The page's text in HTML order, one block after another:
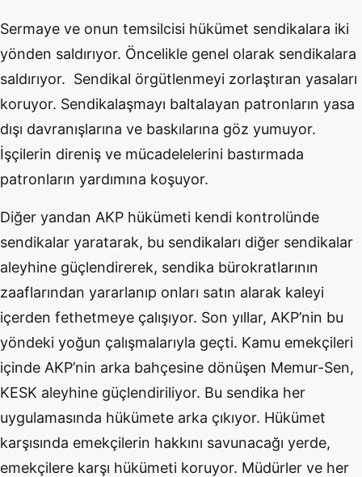
Sermaye ve onun temsilcisi hükümet sendikalara iki
yönden saldırıyor. Öncelikle genel olarak sendikalara
saldırıyor. Sendikal örgütlenmeyi zorlaştıran yasaları
koruyor. Sendikalaşmayı baltalayan patronların yasa
dışı davranışlarına ve baskılarına göz yumuyor.
İşçilerin direniş ve mücadelelerini bastırmada
patronların yardımına koşuyor.
Diğer yandan AKP hükümeti kendi kontrolünde
sendikalar yaratarak, bu sendikaları diğer sendikalar
aleyhine güçlendirerek, sendika bürokratlarının
zaaflarından yararlanıp onları satın alarak kaleyi
içerden fethetmeye çalışıyor. Son yıllar, AKP’nin bu
yöndeki yoğun çalışmalarıyla geçti. Kamu emekçileri
içinde AKP’nin arka bahçesine dönüşen Memur-Sen,
KESK aleyhine güçlendiriliyor. Bu sendika her
uygulamasında hükümete arka çıkıyor. Hükümet
karşısında emekçilerin hakkını savunacağı yerde,
emekçilere karşı hükümeti koruyor. Müdürler ve her